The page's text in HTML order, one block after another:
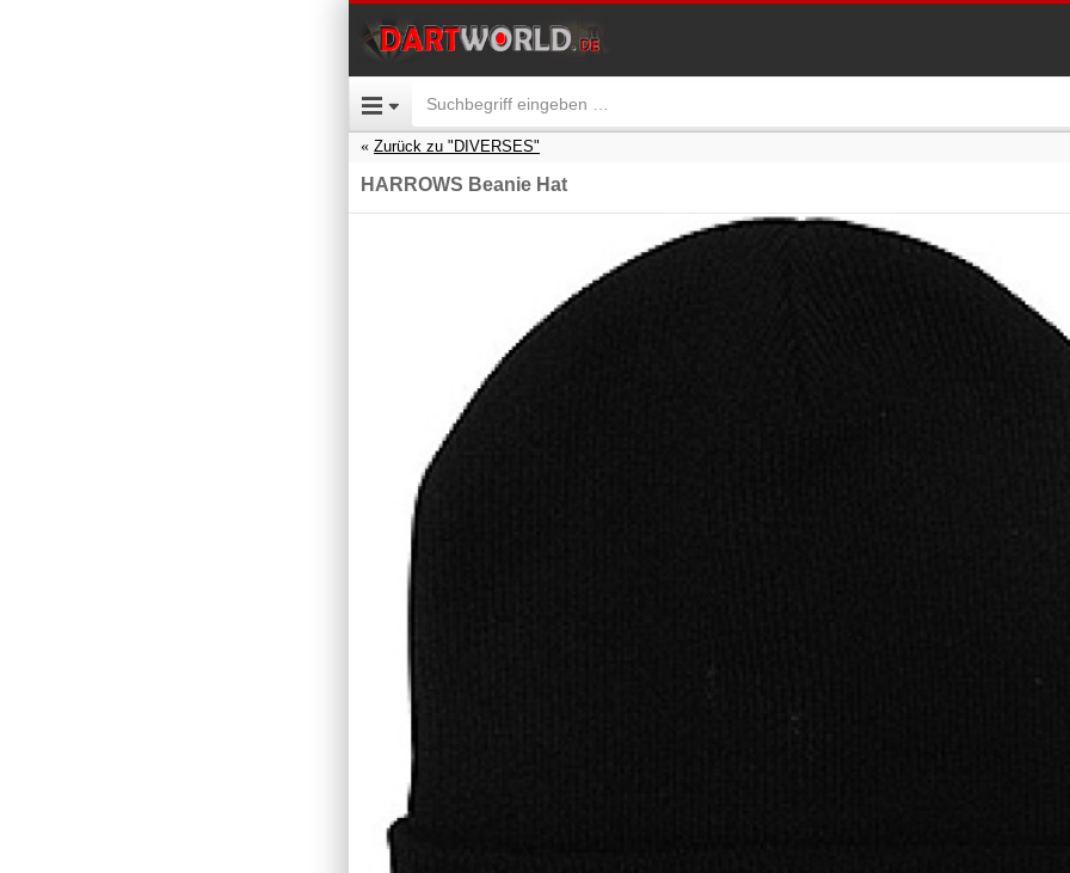
Zurück zu "DIVERSES"
HARROWS Beanie Hat